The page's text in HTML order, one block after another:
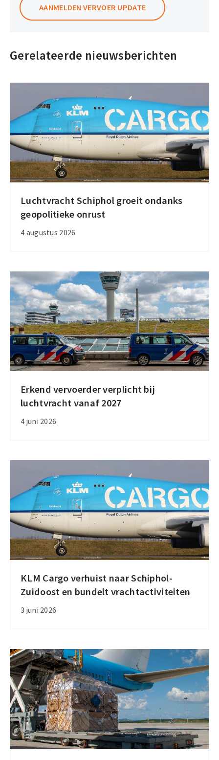
AANMELDEN VERVOER UPDATE
Gerelateerde nieuwsberichten
Luchtvracht Schiphol groeit ondanks
geopolitieke onrust
4 augustus 2026
Luchtvracht
Schiphol
groeit
onrust
Erkend vervoerder verplicht bij
luchtvracht vanaf 2027
4 juni 2026
Erkend
vervoerder
verplicht
vanaf
KLM Cargo verhuist naar Schiphol-
Zuidoost en bundelt vrachtactiviteiten
3 juni 2026
KLM
Cargo
verhuist
Zuidoost
en
bundelt
vrachtactiviteiten